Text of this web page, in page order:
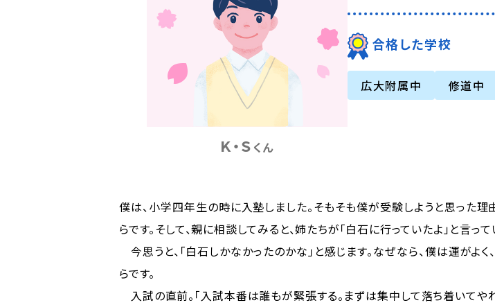
Ｋ・Ｓ くん
合格した学校
広大附属中 修道中
僕は、小学四年生の時に入塾しました。そもそも僕が受験しようと思った
らです。そして、親に相談してみると、姉たちが「白石に行っていたよ」と言っ
今思うと、「白石しかなかったのかな」と感じます。なぜなら、僕は運が
らです。
入試の直前。「入試本番は誰もが緊張する。まずは集中して落ち着いてや